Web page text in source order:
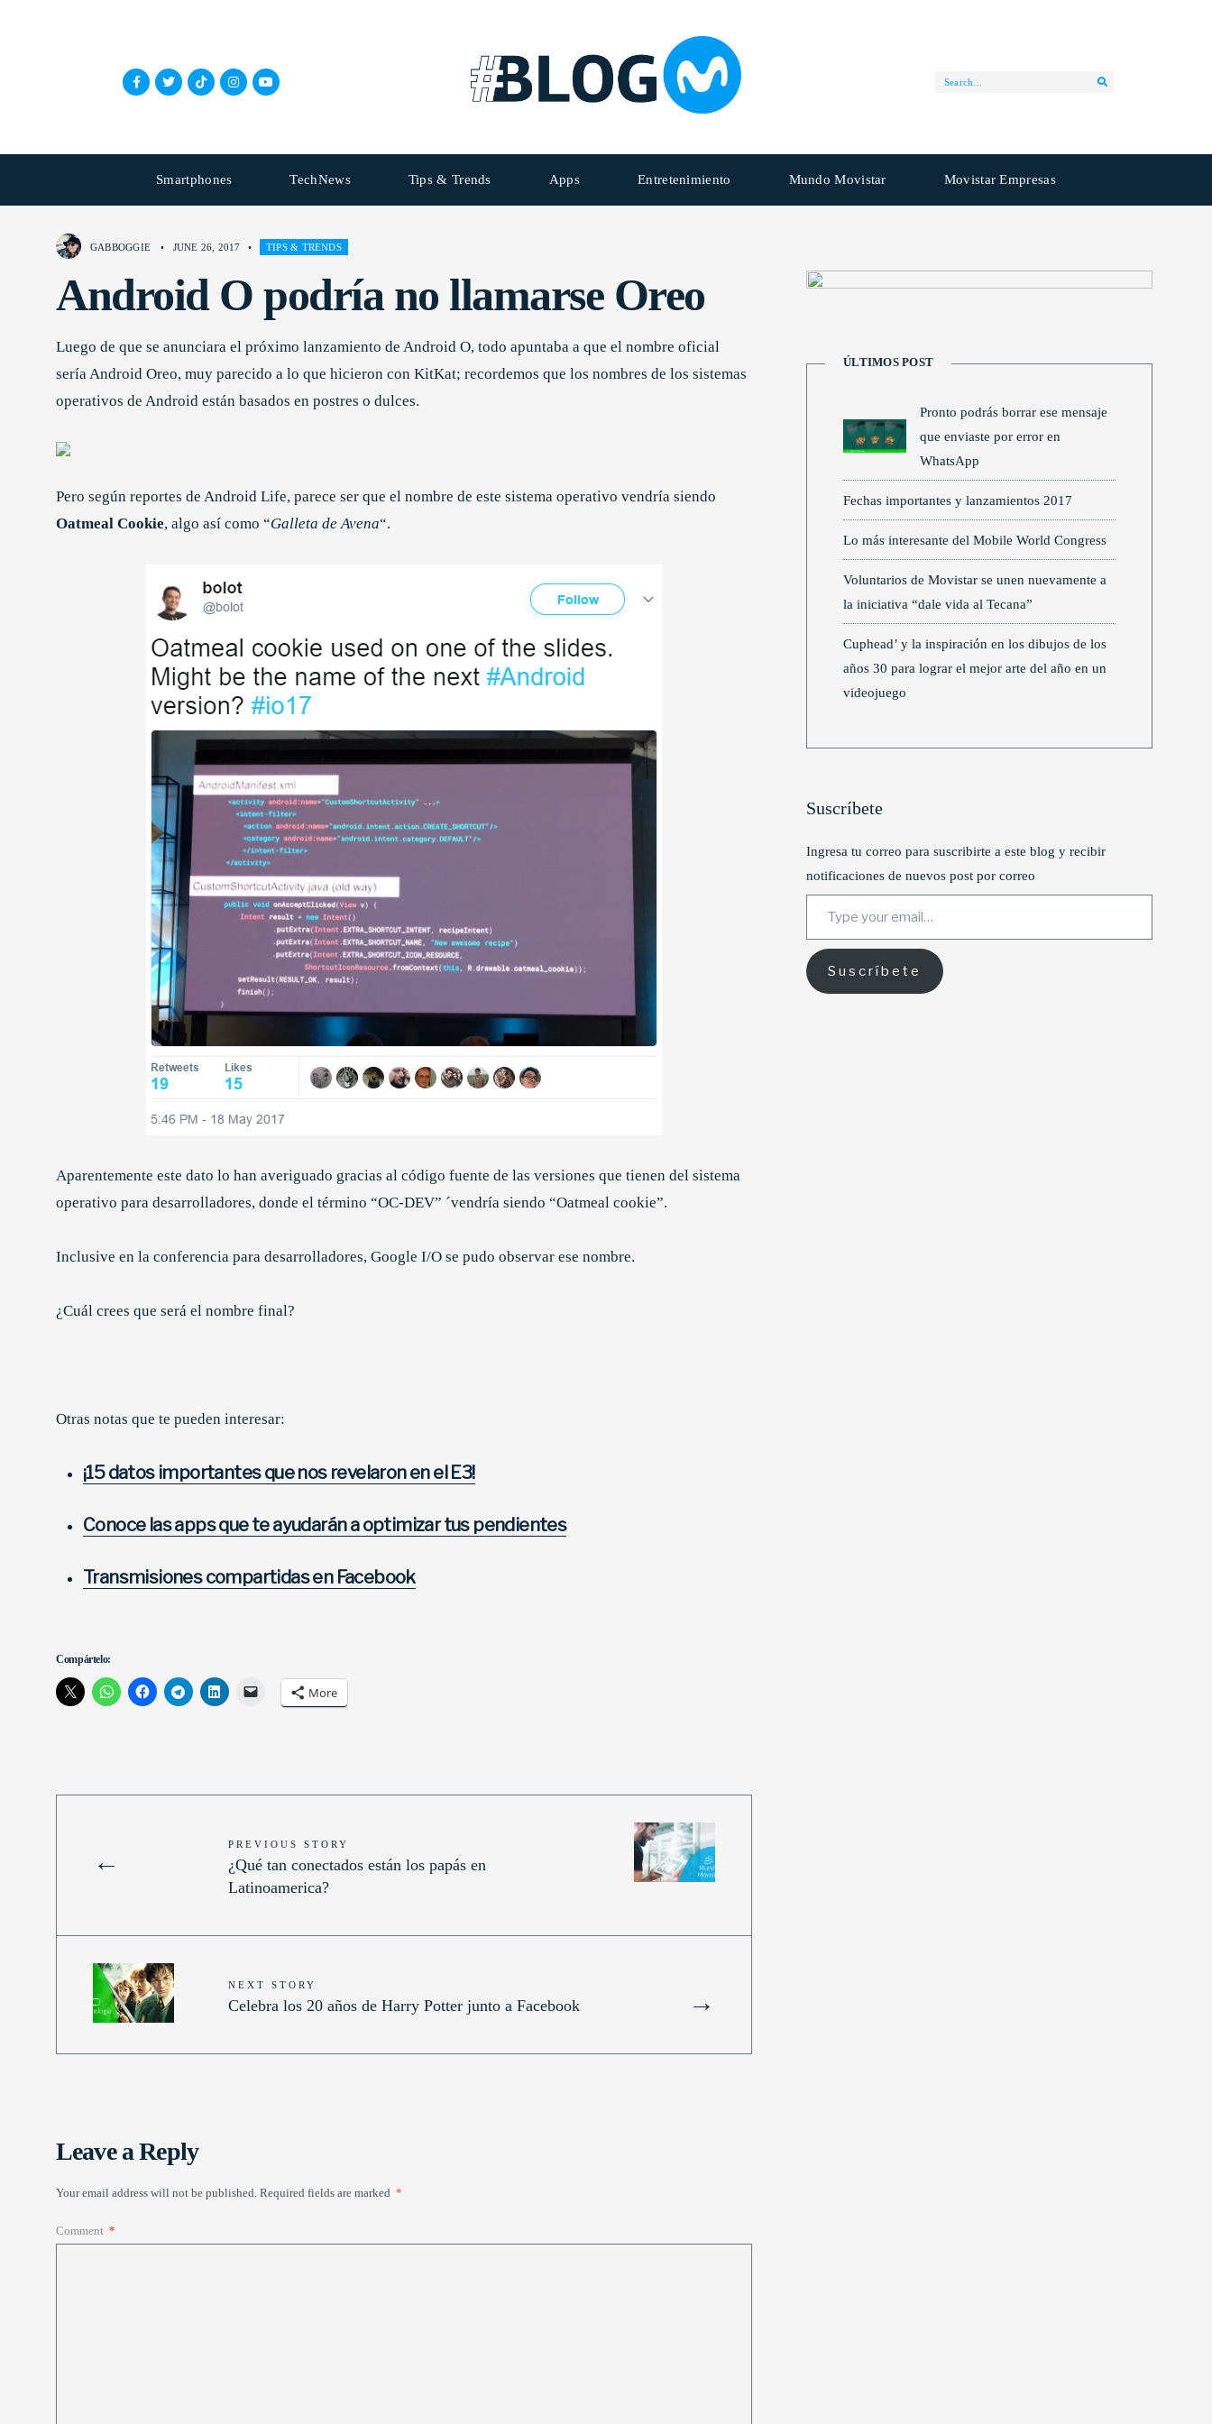
Smartphones TechNews Tips & Trends Apps Entretenimiento Mundo Movistar Movistar Empresas
GABBOGGIE • JUNE 26, 2017 • TIPS & TRENDS
Android O podría no llamarse Oreo
Luego de que se anunciara el próximo lanzamiento de Android O, todo apuntaba a que el nombre oficial
sería Android Oreo, muy parecido a lo que hicieron con KitKat; recordemos que los nombres de los sistemas
operativos de Android están basados en postres o dulces.
Pero según reportes de Android Life, parece ser que el nombre de este sistema operativo vendría siendo
Oatmeal Cookie, algo así como “Galleta de Avena“.
Aparentemente este dato lo han averiguado gracias al código fuente de las versiones que tienen del sistema
operativo para desarrolladores, donde el término “OC-DEV” ´vendría siendo “Oatmeal cookie”.
Inclusive en la conferencia para desarrolladores, Google I/O se pudo observar ese nombre.
¿Cuál crees que será el nombre final?
Otras notas que te pueden interesar:
¡15 datos importantes que nos revelaron en el E3!
Conoce las apps que te ayudarán a optimizar tus pendientes
Transmisiones compartidas en Facebook
Compártelo:
More
←
PREVIOUS STORY
¿Qué tan conectados están los papás en
Latinoamerica?
→
NEXT STORY
Celebra los 20 años de Harry Potter junto a Facebook
Leave a Reply
Your email address will not be published. Required fields are marked *
Comment *
ÚLTIMOS POST
Pronto podrás borrar ese mensaje
que enviaste por error en
WhatsApp
Fechas importantes y lanzamientos 2017
Lo más interesante del Mobile World Congress
Voluntarios de Movistar se unen nuevamente a
la iniciativa “dale vida al Tecana”
Cuphead’ y la inspiración en los dibujos de los
años 30 para lograr el mejor arte del año en un
videojuego
Suscríbete
Ingresa tu correo para suscribirte a este blog y recibir
notificaciones de nuevos post por correo
Type your email…
Suscríbete